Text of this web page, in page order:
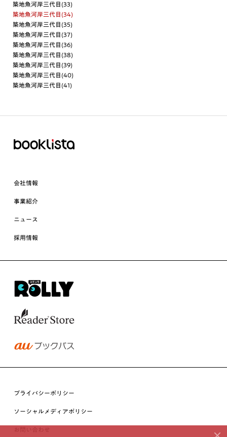
築地魚河岸三代目(33)
築地魚河岸三代目(34)
築地魚河岸三代目(35)
築地魚河岸三代目(37)
築地魚河岸三代目(36)
築地魚河岸三代目(38)
築地魚河岸三代目(39)
築地魚河岸三代目(40)
築地魚河岸三代目(41)
会社情報
事業紹介
ニュース
採用情報
プライバシーポリシー
ソーシャルメディアポリシー
お問い合わせ